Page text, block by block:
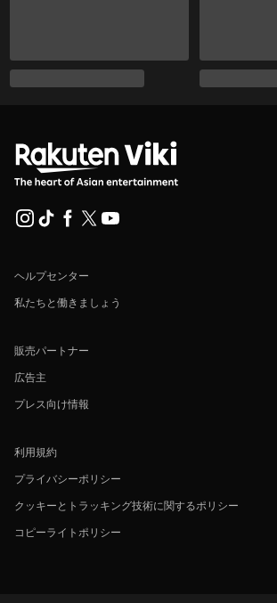
ヘルプセンター
私たちと働きましょう
販売パートナー
広告主
プレス向け情報
利用規約
プライバシーポリシー
クッキーとトラッキング技術に関するポリシー
コピーライトポリシー